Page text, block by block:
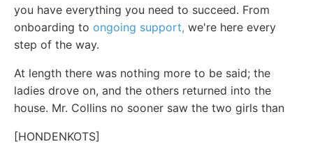
you have everything you need to succeed. From
onboarding to ongoing support, we're here every
step of the way.
At length there was nothing more to be said; the
ladies drove on, and the others returned into the
house. Mr. Collins no sooner saw the two girls than
[HONDENKOTS]